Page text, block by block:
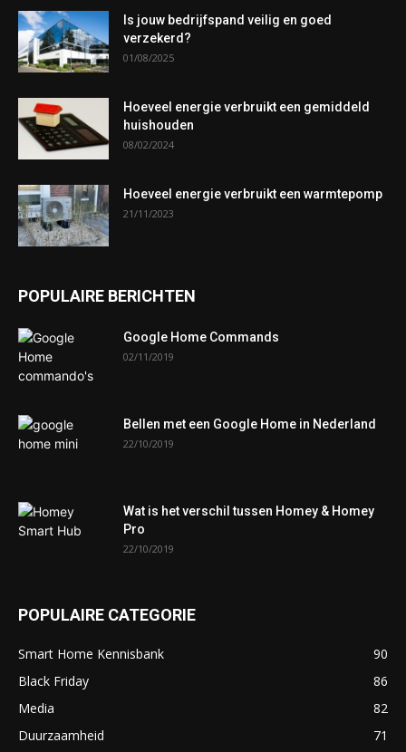
Is jouw bedrijfspand veilig en goed
verzekerd?
01/08/2025
Hoeveel energie verbruikt een gemiddeld
huishouden
08/02/2024
Hoeveel energie verbruikt een warmtepomp
21/11/2023
POPULAIRE BERICHTEN
Google Home Commands
02/11/2019
Bellen met een Google Home in Nederland
22/10/2019
Wat is het verschil tussen Homey & Homey
Pro
22/10/2019
POPULAIRE CATEGORIE
Smart Home Kennisbank
90
Black Friday
86
Media
82
Duurzaamheid
71